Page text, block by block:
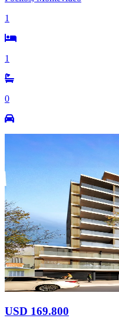
1
1
0
USD 169.800